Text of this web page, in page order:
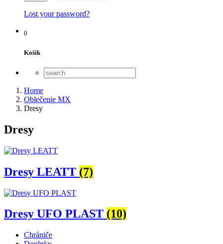
Lost your password?
0
Košík
Home
Oblečenie MX
Dresy
Dresy
Dresy LEATT (7)
Dresy UFO PLAST (10)
Chrániče